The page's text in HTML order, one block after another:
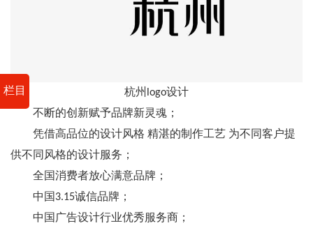
栏目
杭州logo设计
不断的创新赋予品牌新灵魂；
凭借高品位的设计风格 精湛的制作工艺 为不同客户提
供不同风格的设计服务；
全国消费者放心满意品牌；
中国3.15诚信品牌；
中国广告设计行业优秀服务商；